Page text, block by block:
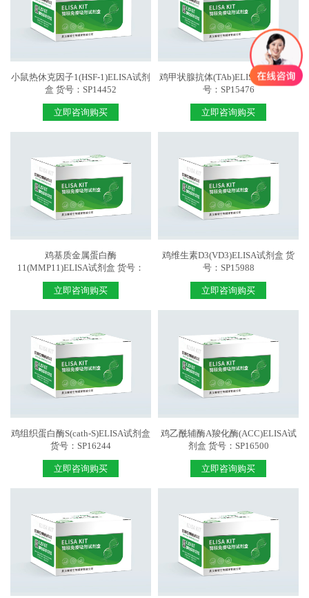
小鼠热休克因子1(HSF-1)ELISA试剂
盒 货号：SP14452
立即咨询购买
鸡甲状腺抗体(TAb)ELISA试剂盒 货
号：SP15476
立即咨询购买
鸡基质金属蛋白酶
11(MMP11)ELISA试剂盒 货号：
立即咨询购买
鸡维生素D3(VD3)ELISA试剂盒 货
号：SP15988
立即咨询购买
鸡组织蛋白酶S(cath-S)ELISA试剂盒
货号：SP16244
立即咨询购买
鸡乙酰辅酶A羧化酶(ACC)ELISA试
剂盒 货号：SP16500
立即咨询购买